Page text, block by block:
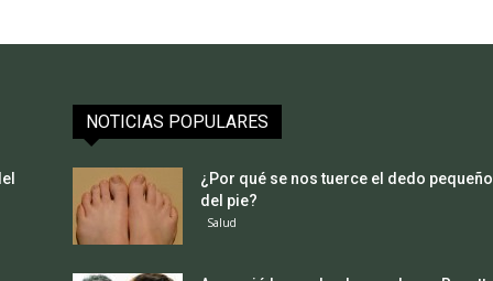
NOTICIAS POPULARES
¿Por qué se nos tuerce el dedo pequeño
del pie?
Salud